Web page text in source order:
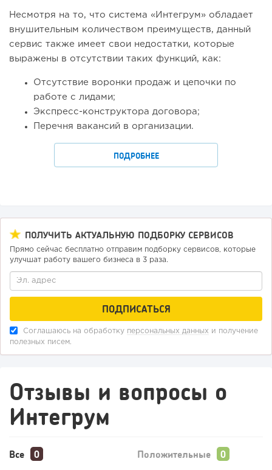
Несмотря на то, что система «Интегрум» обладает
внушительным количеством преимуществ, данный
сервис также имеет свои недостатки, которые
выражены в отсутствии таких функций, как:
Отсутствие воронки продаж и цепочки по
работе с лидами;
Экспресс-конструктора договора;
Перечня вакансий в организации.
ПОДРОБНЕЕ
ПОЛУЧИТЬ АКТУАЛЬНУЮ ПОДБОРКУ СЕРВИСОВ
Прямо сейчас бесплатно отправим подборку сервисов, которые
улучшат работу вашего бизнеса в 3 раза.
Соглашаюсь на обработку персональных данных и получение
полезных писем.
Отзывы и вопросы о
Интегрум
Все Положительные